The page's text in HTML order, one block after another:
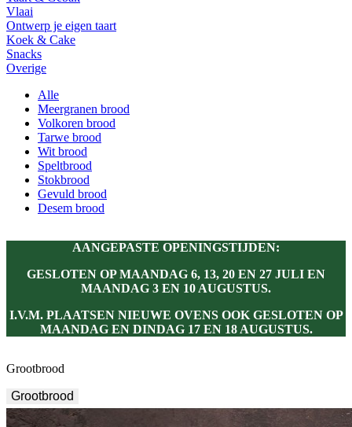
Vlaai
Ontwerp je eigen taart
Koek & Cake
Snacks
Overige
Alle
Meergranen brood
Volkoren brood
Tarwe brood
Wit brood
Speltbrood
Stokbrood
Gevuld brood
Desem brood
AANGEPASTE OPENINGSTIJDEN:
GESLOTEN OP MAANDAG 6, 13, 20 EN 27 JULI EN
MAANDAG 3 EN 10 AUGUSTUS.
I.V.M. PLAATSEN NIEUWE OVENS OOK GESLOTEN OP
MAANDAG EN DINDAG 17 EN 18 AUGUSTUS.
Grootbrood
Grootbrood